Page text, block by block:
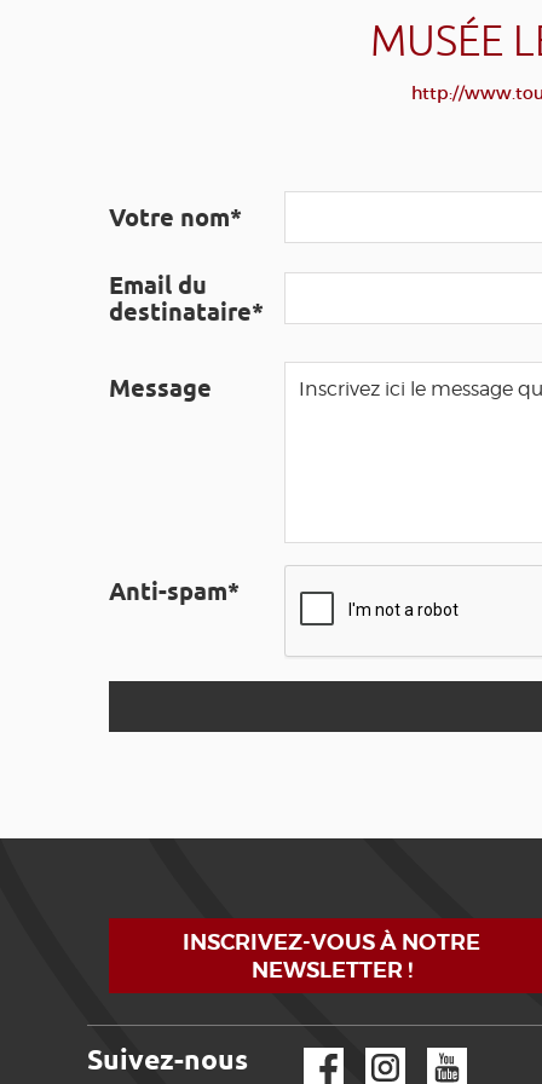
MUSÉE
http://
Votre nom*
Email du
destinataire*
Message
Anti-spam*
INSCRIVEZ-VOUS À NOTRE
NEWSLETTER !
Suivez-nous